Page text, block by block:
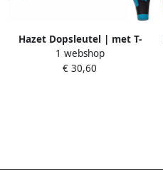
Hazet Dopsleutel | met T-
greep | Buiten-zeskant-
profiel | SW 13 mm 428-13
1 webshop
€ 30,60